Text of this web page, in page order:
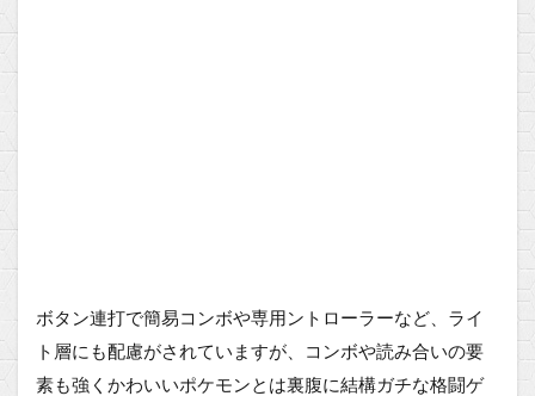
ボタン連打で簡易コンボや専用ントローラーなど、ライ
ト層にも配慮がされていますが、コンボや読み合いの要
素も強くかわいいポケモンとは裏腹に結構ガチな格闘ゲ